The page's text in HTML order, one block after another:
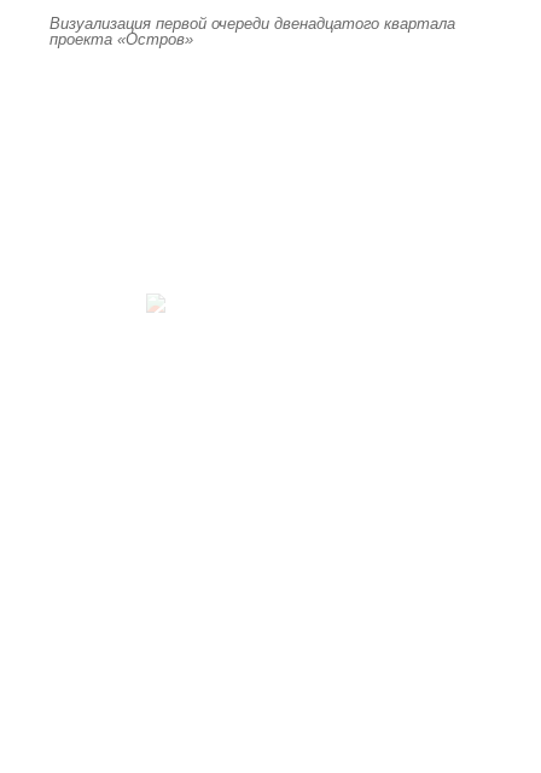
Визуализация первой очереди двенадцатого квартала
проекта «Остров»